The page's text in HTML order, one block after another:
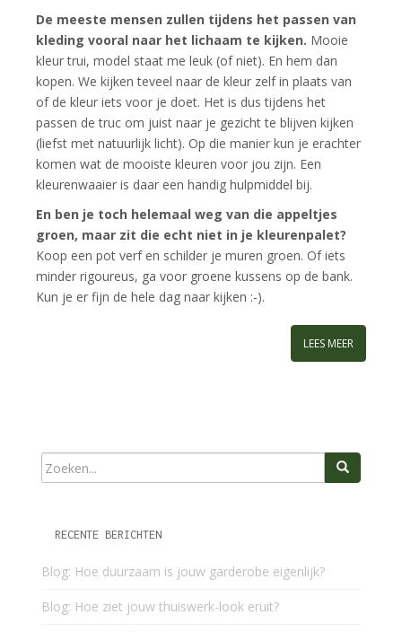
De meeste mensen zullen tijdens het passen van
kleding vooral naar het lichaam te kijken. Mooie
kleur trui, model staat me leuk (of niet). En hem dan
kopen. We kijken teveel naar de kleur zelf in plaats van
of de kleur iets voor je doet. Het is dus tijdens het
passen de truc om juist naar je gezicht te blijven kijken
(liefst met natuurlijk licht). Op die manier kun je erachter
komen wat de mooiste kleuren voor jou zijn. Een
kleurenwaaier is daar een handig hulpmiddel bij.
En ben je toch helemaal weg van die appeltjes
groen, maar zit die echt niet in je kleurenpalet?
Koop een pot verf en schilder je muren groen. Of iets
minder rigoureus, ga voor groene kussens op de bank.
Kun je er fijn de hele dag naar kijken :-).
LEES MEER
RECENTE BERICHTEN
Blog: Hoe duurzaam is jouw garderobe eigenlijk?
Blog: Hoe ziet jouw thuiswerk-look eruit?